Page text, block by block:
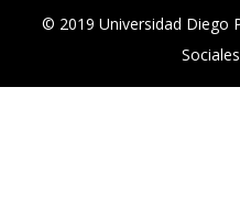
© 2019 Universidad Diego